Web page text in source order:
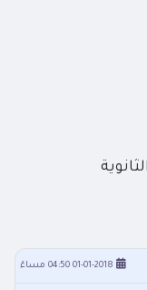
01-01-2018 04:50 مساءً